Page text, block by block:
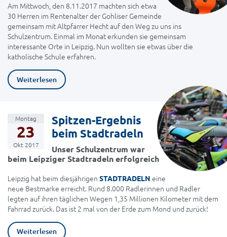
Am Mittwoch, den 8.11.2017 machten sich etwa
30 Herren im Rentenalter der Gohliser Gemeinde
gemeinsam mit Altpfarrer Hecht auf den Weg zu uns ins
Schulzentrum. Einmal im Monat erkunden sie gemeinsam
interessante Orte in Leipzig. Nun wollten sie etwas über die
katholische Schule erfahren.
Weiterlesen
Montag
23
Okt 2017
Spitzen-Ergebnis
beim Stadtradeln
Unser Schulzentrum war
beim Leipziger Stadtradeln erfolgreich
Leipzig hat beim diesjährigen STADTRADELN eine
neue Bestmarke erreicht. Rund 8.000 Radlerinnen und Radler
legten auf ihren täglichen Wegen 1,35 Millionen Kilometer mit dem
Fahrrad zurück. Das ist 2 mal von der Erde zum Mond und zurück!
Weiterlesen